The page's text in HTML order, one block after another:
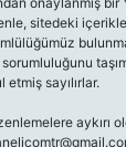
sitedeki
sayılırlar.
aykırı